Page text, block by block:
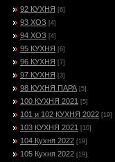
92 КУХНЯ [6]
93 ХОЗ [4]
94 ХОЗ [4]
95 КУХНЯ [6]
96 КУХНЯ [7]
97 КУХНЯ [3]
98 КУХНЯ ПАРА [5]
100 КУХНЯ 2021 [5]
101 и 102 КУХНЯ 2022 [19]
103 КУХНЯ 2021 [10]
104 Кухня 2022 [19]
105 Кухня 2022 [19]